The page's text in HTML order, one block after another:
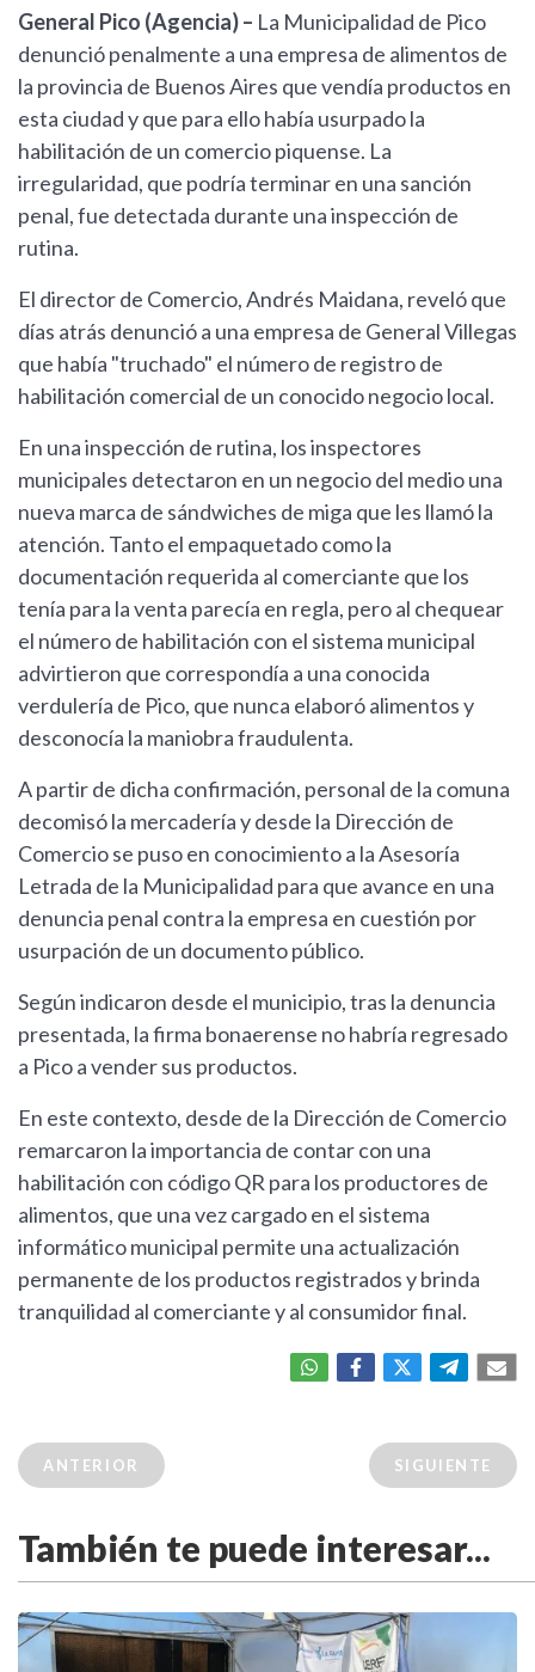
General Pico (Agencia) – La Municipalidad de Pico
denunció penalmente a una empresa de alimentos de
la provincia de Buenos Aires que vendía productos en
esta ciudad y que para ello había usurpado la
habilitación de un comercio piquense. La
irregularidad, que podría terminar en una sanción
penal, fue detectada durante una inspección de
rutina.
El director de Comercio, Andrés Maidana, reveló que
días atrás denunció a una empresa de General Villegas
que había "truchado" el número de registro de
habilitación comercial de un conocido negocio local.
En una inspección de rutina, los inspectores
municipales detectaron en un negocio del medio una
nueva marca de sándwiches de miga que les llamó la
atención. Tanto el empaquetado como la
documentación requerida al comerciante que los
tenía para la venta parecía en regla, pero al chequear
el número de habilitación con el sistema municipal
advirtieron que correspondía a una conocida
verdulería de Pico, que nunca elaboró alimentos y
desconocía la maniobra fraudulenta.
A partir de dicha confirmación, personal de la comuna
decomisó la mercadería y desde la Dirección de
Comercio se puso en conocimiento a la Asesoría
Letrada de la Municipalidad para que avance en una
denuncia penal contra la empresa en cuestión por
usurpación de un documento público.
Según indicaron desde el municipio, tras la denuncia
presentada, la firma bonaerense no habría regresado
a Pico a vender sus productos.
En este contexto, desde de la Dirección de Comercio
remarcaron la importancia de contar con una
habilitación con código QR para los productores de
alimentos, que una vez cargado en el sistema
informático municipal permite una actualización
permanente de los productos registrados y brinda
tranquilidad al comerciante y al consumidor final.
ANTERIOR SIGUIENTE
También te puede interesar...